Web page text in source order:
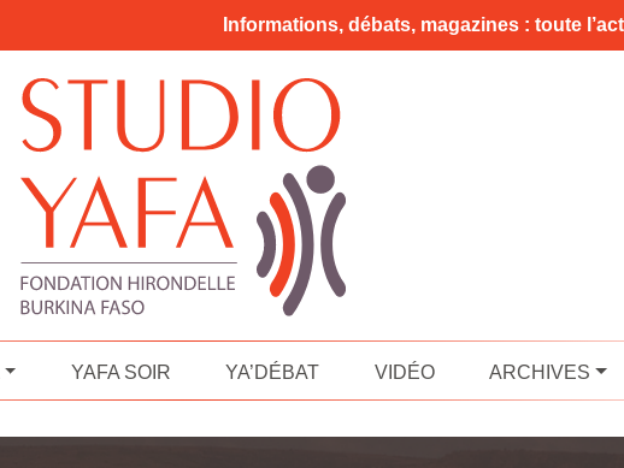
Informations, débats, magazines : toute
YAFA SOIR YA’DÉBAT VIDÉO ARCHIVES